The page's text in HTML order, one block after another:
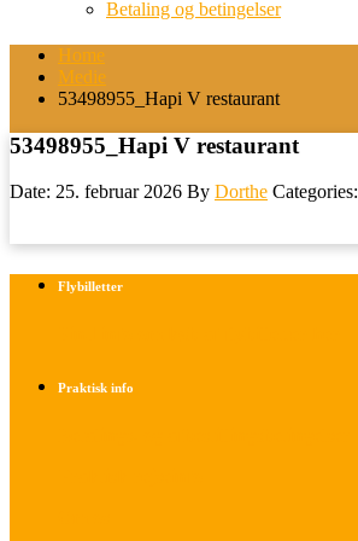
Betaling og betingelser
Home
Medie
53498955_Hapi V restaurant
53498955_Hapi V restaurant
Date: 25. februar 2026 By Dorthe Categories:
Flybilletter
Praktisk info